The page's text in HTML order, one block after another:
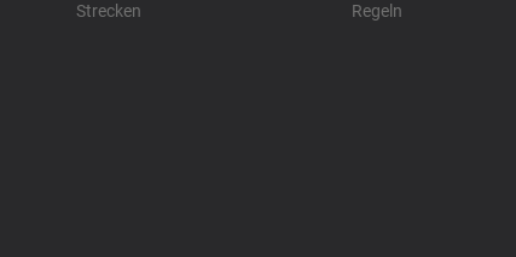
Strecken Regeln